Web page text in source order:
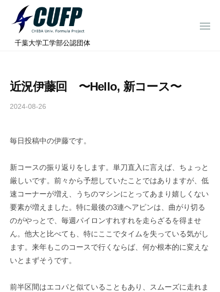
千
学
ォ
ミ
ラ
プ
ロ
ジ
ェ
ク
ト
⠀千葉大学工学部公認団体
メ
近況伊藤回 〜Hello, 新コース〜
2024-08-26
h
b
o
m
u
毎日投稿中の伊藤です。
新コースの振り返りをします。単刀直入に言えば、ちょっと
厳しいです。前々から予想していたことではありますが、低
速コーナーが増え、うちのマシンにとってあまり嬉しくない
要素が増えました。特に最後の3連ヘアピンは、曲がり切る
のがやっとで、毎週パイロンすれすれを走らざるを得ませ
ん。他大と比べても、特にここでタイムを失っている気がし
ます。来年もこのコースで行くならば、何か根本的に変えな
いとまずそうです。
前半区間はエコパと似ていることもあり、スムーズに走れま
ミ
ラ
ェ
ト